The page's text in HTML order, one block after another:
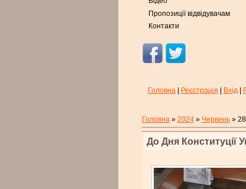
Пропозиції відвідувачам
Контакти
Головна| Реєстрація Вхід|
Головна» 2024 » Червень » 28
До Дня Конституції